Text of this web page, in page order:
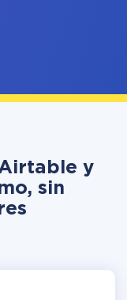
y
sin